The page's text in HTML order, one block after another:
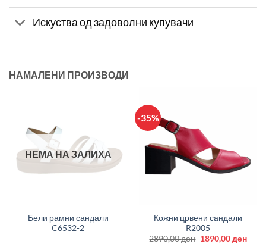
Искуства од задоволни купувачи
НАМАЛЕНИ ПРОИЗВОДИ
НЕМА НА ЗАЛИХА
Бели рамни сандали
C6532-2
-35%
Кожни црвени сандали
R2005
2890,00ден Original
1890,00ден